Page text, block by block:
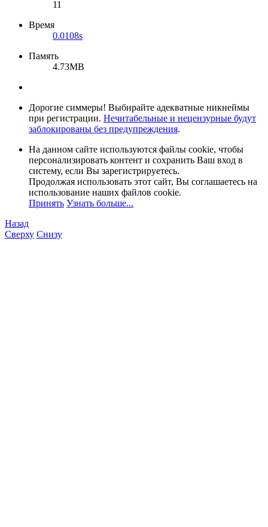
11
Время
0.0108s
Память
4.73MB
Дорогие симмеры! Выбирайте адекватные никнеймы
при регистрации. Нечитабельные и нецензурные будут
заблокированы без предупреждения.
На данном сайте используются файлы cookie, чтобы
персонализировать контент и сохранить Ваш вход в
систему, если Вы зарегистрируетесь.
Продолжая использовать этот сайт, Вы соглашаетесь на
использование наших файлов cookie.
Принять Узнать больше...
Назад
Сверху Снизу